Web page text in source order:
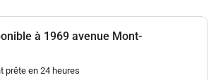
à 1969 avenue Mont-
prête en 24 heures